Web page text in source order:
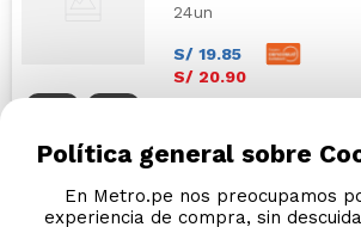
24un
S/ 19.85
S/ 20.90
S/32.90
Política general sobre
En Metro.pe nos preocupamos
experiencia de compra, sin